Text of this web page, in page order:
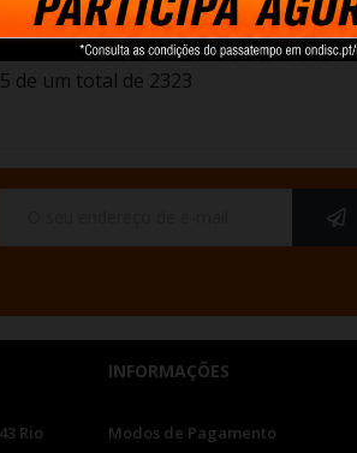
de um total de 2323
Rio
INFORMAÇÕES
Modos de Pagamento